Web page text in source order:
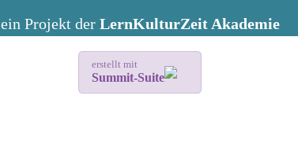
ein Projekt der LernKulturZeit Akademie
erstellt mit
Summit-Suite